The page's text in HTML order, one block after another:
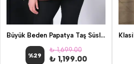
Büyük Beden Papatya Taş Süsleme Bluz
%29
₺ 1,699.00
₺ 1,199.00